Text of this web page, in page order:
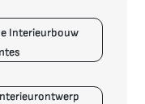
een
Modern
Interieurbouw